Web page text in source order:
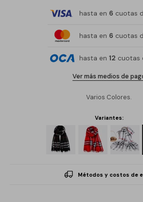
hasta en 6 cuotas
hasta en 6 cuotas
hasta en 12 cuotas
Ver más medios de
Varios Colores.
Variantes:
Métodos y costos de